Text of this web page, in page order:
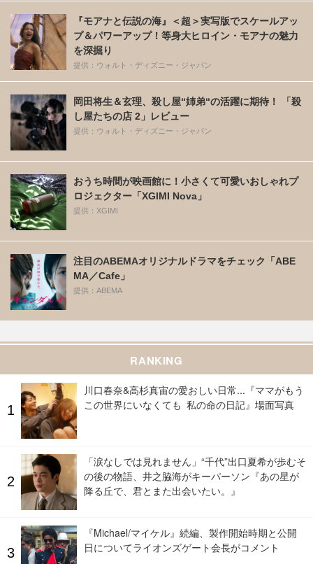
『モアナと伝説の海』＜超＞実写版でスケールアッ
プ＆パワーアップ！等身大ヒロイン・モアナの魅力
を深掘り
提供：ウォルト・ディズニー・ジャパン
岡田将生＆玄理、殺し屋“姉弟“の活躍に期待！ 「殺
し屋たちの店 2」レビュー
提供：ウォルト・ディズニー・ジャパン
おうち時間が映画館に！小さくて可愛いおしゃれプ
ロジェクター「XGIMI Nova」
提供：XGIMI
注目のABEMAオリジナルドラマをチェック「ABE
MA／Cafe」
提供：ABEMA
RANKING
川口春奈&高杉真宙の愛おしい日常...『ママがもう
この世界にいなくても 私の命の日記』場面写真
「涙なしでは見れません」“千代”出口夏希が歩むそ
の後の物語、井之脇海がキーパーソン『あの星が
降る丘で、君とまた出会いたい。』
『Michael/マイケル』続編、製作開始時期と公開
日についてライオンズゲート会長がコメント